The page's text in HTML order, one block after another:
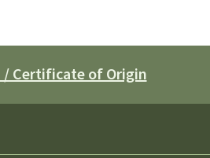
Certificate of Origin